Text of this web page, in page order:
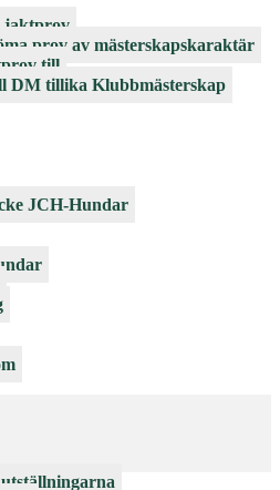
jaktprov
prov av mästerskapskaraktär
till
DM tillika Klubbmästerskap
JCH-Hundar